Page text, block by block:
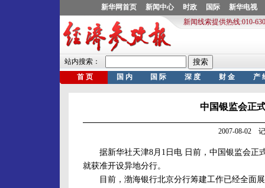
中国银监会正
2007-08-02
据新华社天津8月1日电 日前，中国银监会正
就获准开设异地分行。
目前，渤海银行北京分行筹建工作已经全面展